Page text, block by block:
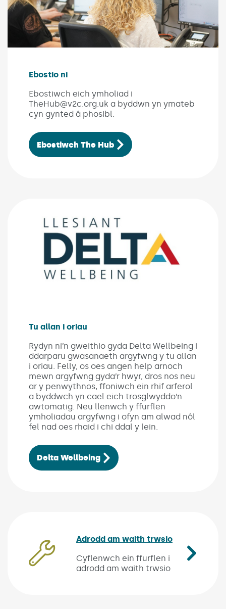
Ebostio ni
Ebostiwch eich ymholiad i
TheHub@v2c.org.uk a byddwn yn ymateb
cyn gynted â phosibl.
Ebostiwch The Hub
Tu allan i oriau
Rydyn ni’n gweithio gyda Delta Wellbeing i
ddarparu gwasanaeth argyfwng y tu allan
i oriau. Felly, os oes angen help arnoch
mewn argyfwng gyda’r hwyr, dros nos neu
ar y penwythnos, ffoniwch ein rhif arferol
a byddwch yn cael eich trosglwyddo’n
awtomatig. Neu llenwch y ffurflen
ymholiadau argyfwng i ofyn am alwad nôl
fel nad oes rhaid i chi ddal y lein.
Delta Wellbeing
Adrodd am waith trwsio
Cyflenwch ein ffurflen i
adrodd am waith trwsio